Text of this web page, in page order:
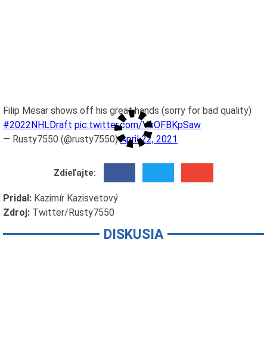
Filip Mesar shows off his great hands (sorry for bad quality)
#2022NHLDraft pic.twitter.com/VcOFBKpSaw
— Rusty7550 (@rusty7550)April 22, 2021
Zdieľajte:
Pridal: Kazimír Kazisvetový
Zdroj: Twitter/Rusty7550
DISKUSIA